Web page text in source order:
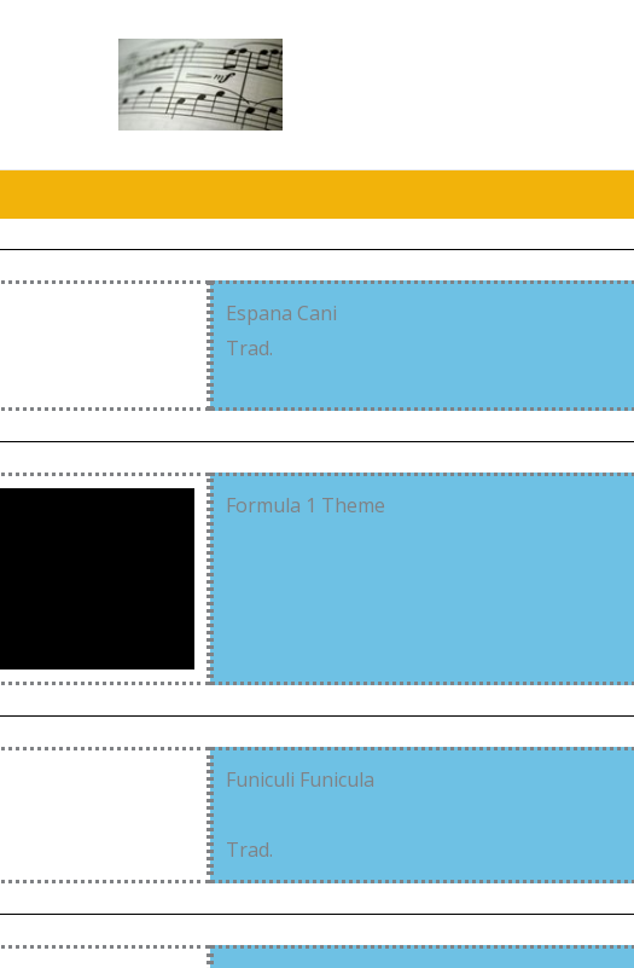
Espana Cani
Trad.
Formula 1 Theme
Funiculi Funicula
Trad.